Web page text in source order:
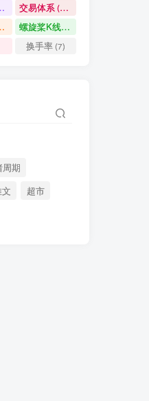
交易体系(12)
螺旋桨K线
(11)
换手率(7)
周期
超市
概念指标代码图解
思？炒股你必须懂的暗语！
水上、水下是什么意思？
打板战法的精髓